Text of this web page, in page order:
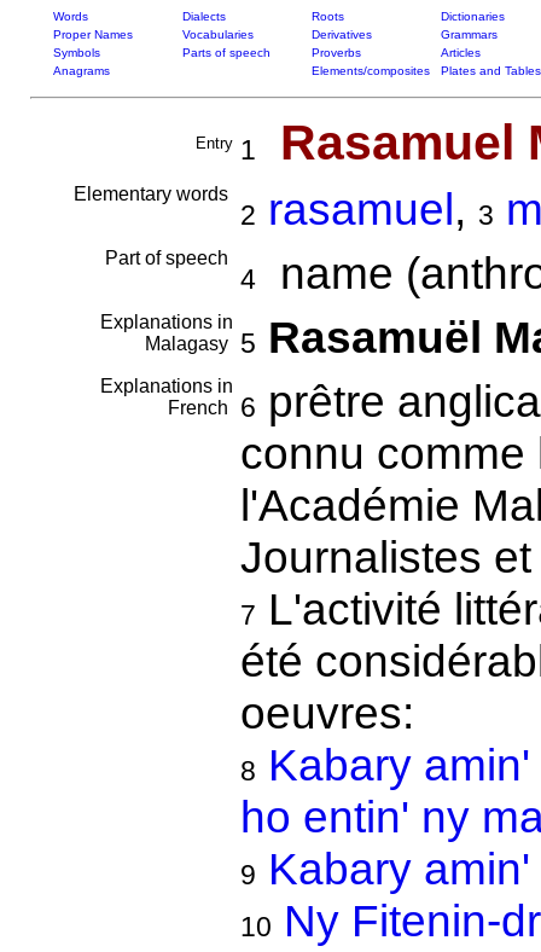
Words Dialects Roots
Dictionaries
Proper Names
Vocabularies Derivatives
Grammars
Symbols
Parts of speech Proverbs
Articles
Anagrams
Elements/composites Plates and Tables
Entry 1 Rasamuel
Elementary words
2 rasamuel, 3
Part of speech
4name
Explanations in
Malagasy
5 Rasamuël
Explanations in
French
6 prêtre
connu comme
l'Académie
Journalistes
7 L'activité
été
oeuvres:
8 Kabary
ho entin' ny
9 Kabary
10 Ny Fitenin-